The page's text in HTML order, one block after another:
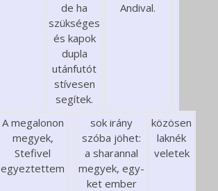
de ha
szükséges
és kapok
dupla
utánfutót
stívesen
segítek.
Andival.
A megalonon
megyek,
Stefivel
egyeztettem
sok irány
szóba jöhet:
a sharannal
megyek, egy-
ket ember
közösen
laknék
veletek